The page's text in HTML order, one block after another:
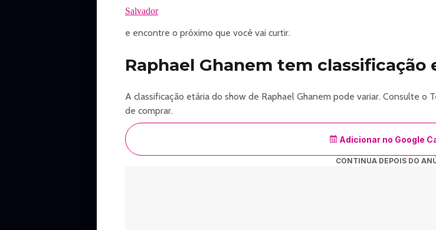
Salvador
e encontre o próximo que você vai curtir.
Raphael Ghanem tem classificação
A classificação etária do show de Raphael Ghanem pode variar. Consulte o
de comprar.
Adicionar no Google
CONTINUA DEPOIS DO